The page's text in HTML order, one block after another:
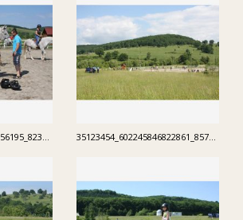
35114120_602245840156195_8230542079541903360_n.jpg 35123454_602245846822861_8576812556377653248_n.jpg